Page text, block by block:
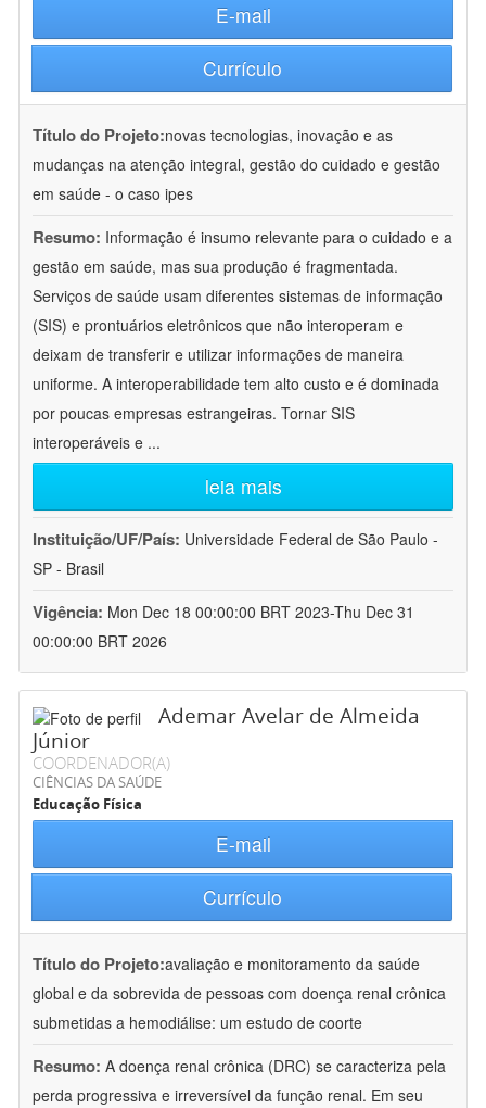
E-mail
Currículo
Título do Projeto:novas tecnologias, inovação e as
mudanças na atenção integral, gestão do cuidado e gestão
em saúde - o caso ipes
Resumo: Informação é insumo relevante para o cuidado e a
gestão em saúde, mas sua produção é fragmentada.
Serviços de saúde usam diferentes sistemas de informação
(SIS) e prontuários eletrônicos que não interoperam e
deixam de transferir e utilizar informações de maneira
uniforme. A interoperabilidade tem alto custo e é dominada
por poucas empresas estrangeiras. Tornar SIS
interoperáveis e ...
leia mais
Instituição/UF/País: Universidade Federal de São Paulo -
SP - Brasil
Vigência: Mon Dec 18 00:00:00 BRT 2023-Thu Dec 31
00:00:00 BRT 2026
Ademar Avelar de Almeida
Júnior
COORDENADOR(A)
CIÊNCIAS DA SAÚDE
Educação Física
E-mail
Currículo
Título do Projeto:avaliação e monitoramento da saúde
global e da sobrevida de pessoas com doença renal crônica
submetidas a hemodiálise: um estudo de coorte
Resumo: A doença renal crônica (DRC) se caracteriza pela
perda progressiva e irreversível da função renal. Em seu